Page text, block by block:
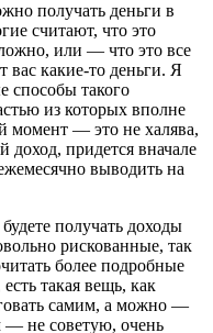
получать деньги в
считают, что это
или — что это все
вас какие-то деньги. Я
способы такого
из которых вполне
момент — это не халява,
придется вначале
выводить на
получать доходы
рискованные, так
более подробные
такая вещь, как
самим, а можно —
— не советую, очень